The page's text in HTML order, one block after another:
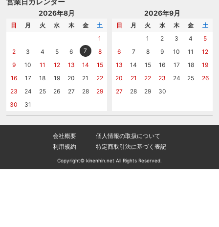
記念品工房の使い方
メッセージカード
名入れについて相談する
カタログを請求する
2026年8月
日 月 火 水 木 金
土
1
2
3 4 5 6 7
8
9
10 11 12 13 14
15
16
17 18 19 20 21
22
23
24 25 26 27 28
29
30
31
2026年9月
日 月 火 水 木 金
土
1
2 3 4
5
6
7 8 9 10 11
12
13
14 15 16 17 18
19
20
21 22 23 24 25
26
27
28 29 30
会社概要
個人情報の取扱について
利用規約
特定商取引法に基づく表記
Copyright© kinenhin.net All Rights Reserved.